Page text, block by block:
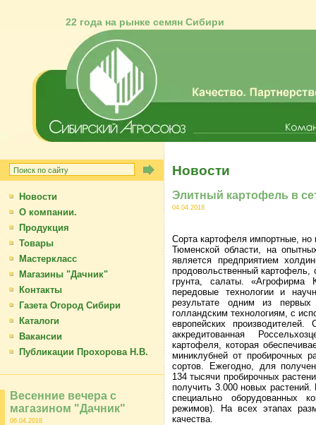
22 года на рынке семян Сибири
Новости
О компании.
Продукция
Товары
Мастеркласс
Магазины "Дачник"
Контакты
Газета Огород Сибири
Каталоги
Вакансии
Публикации Прохорова Н.В.
Весенние вечера с
магазином "Дачник"
06.04.2018
Новости
Элитный картофель в
04.04.2018
Сорта картофеля импортные,
Тюменской области, на
является предприятием
продовольственный картофель,
грунта, салаты.
передовые технологии и
результате одним из
голландским технологиям, с
европейских
аккредитованная
картофеля, которая
миниклубней от пробирочных
сортов. Ежегодно, для
134 тысячи пробирочных
получить 3.000 новых растений.
специально оборудованных
режимов). На всех этапах
качества.